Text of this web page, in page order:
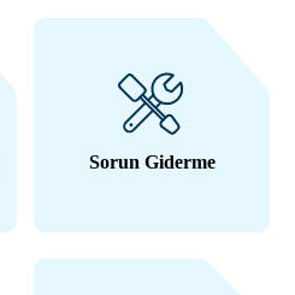
Sorun Giderme